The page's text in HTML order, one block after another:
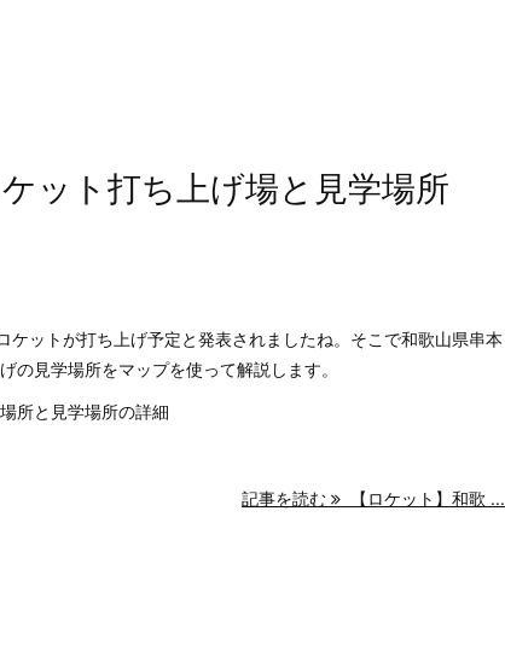
ット打ち上げ場と見学場所
ットが打ち上げ予定と発表されましたね。そこで和歌山県串本
の見学場所をマップを使って解説します。
所と見学場所の詳細
記事を読む 【ロケット】和歌 ...